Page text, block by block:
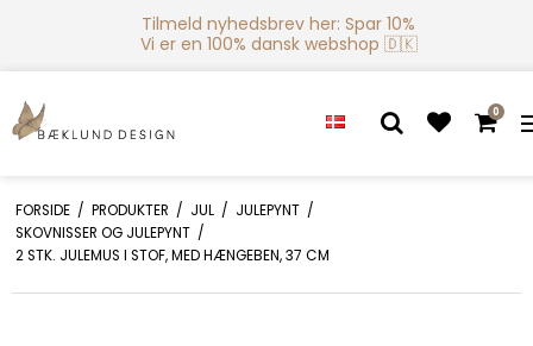
Tilmeld nyhedsbrev her: Spar 10%
Vi er en 100% dansk webshop 🇩🇰
0
FORSIDE / PRODUKTER / JUL / JULEPYNT /
SKOVNISSER OG JULEPYNT /
2 STK. JULEMUS I STOF, MED HÆNGEBEN, 37 CM